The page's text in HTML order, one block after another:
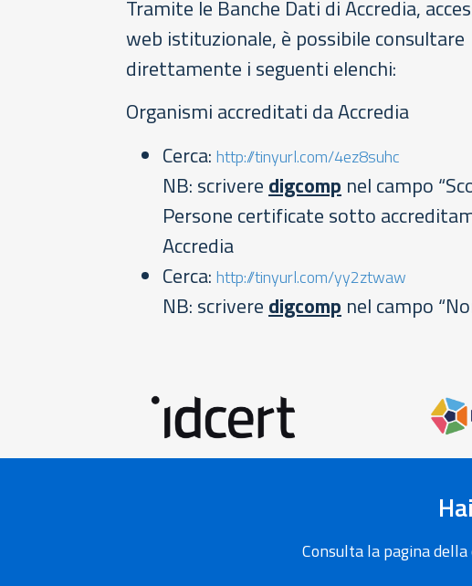
Tramite le Banche Dati di Accredia,
web istituzionale, è possibile consultare
direttamente i seguenti elenchi:
Organismi accreditati da Accredia
Cerca: http://tinyurl.com/4ez8suhc
NB: scrivere digcomp nel campo
Persone certificate sotto
Accredia
Cerca: http://tinyurl.com/yy2ztwaw
NB: scrivere digcomp nel campo
Consulta la pagina